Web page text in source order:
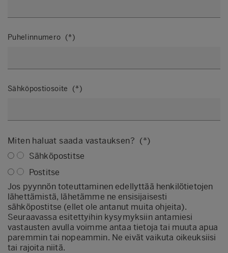
Puhelinnumero
Sähköpostiosoite
Miten haluat saada vastauksen?
Sähköpostitse
Postitse
Jos pyynnön toteuttaminen edellyttää henkilötietojen
lähettämistä, lähetämme ne ensisijaisesti
sähköpostitse (ellet ole antanut muita ohjeita).
Seuraavassa esitettyihin kysymyksiin antamiesi
vastausten avulla voimme antaa tietoja tai muuta apua
paremmin tai nopeammin. Ne eivät vaikuta oikeuksiisi
tai rajoita niitä.